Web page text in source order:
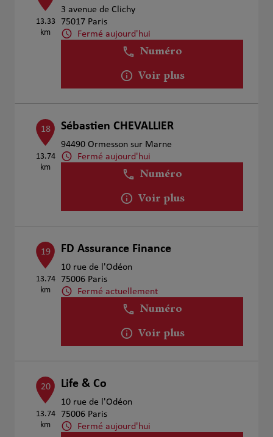
13.33
km
3 avenue de Clichy
75017 Paris
Fermé aujourd'hui
Numéro
Voir plus
18
13.74
km
Sébastien CHEVALLIER
94490 Ormesson sur Marne
Fermé aujourd'hui
Numéro
Voir plus
19
13.74
km
FD Assurance Finance
10 rue de l'Odéon
75006 Paris
Fermé actuellement
Numéro
Voir plus
20
13.74
km
Life & Co
10 rue de l'Odéon
75006 Paris
Fermé aujourd'hui